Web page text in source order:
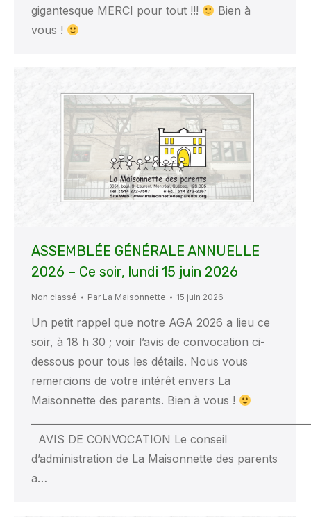
gigantesque MERCI pour tout !!!
Bien à
vous !
ASSEMBLÉE GÉNÉRALE ANNUELLE
2026 – Ce soir, lundi 15 juin 2026
Non classé Par La Maisonnette 15 juin 2026
Un petit rappel que notre AGA 2026 a lieu ce
soir, à 18 h 30 ; voir l’avis de convocation ci-
dessous pour tous les détails. Nous vous
remercions de votre intérêt envers La
Maisonnette des parents. Bien à vous !
AVIS DE CONVOCATION Le conseil
d’administration de La Maisonnette des parents
a…